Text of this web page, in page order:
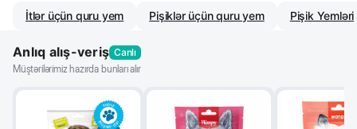
İtlər üçün quru yem Pişiklər üçün quru yem Pişik Yemləri
Anlıq alış-veriş Canlı
Müştərilərimiz hazırda bunları alır